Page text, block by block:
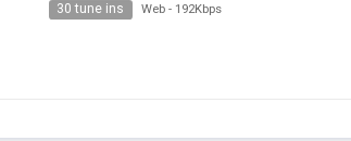
30 tune ins Web - 192Kbps